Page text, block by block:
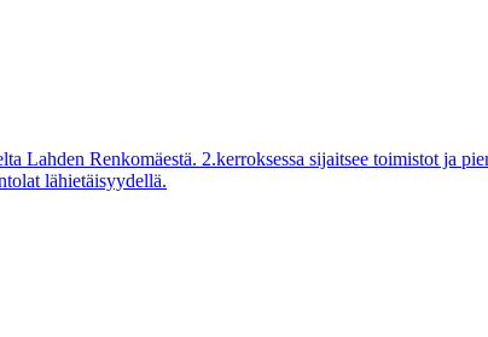
Lahden Renkomäestä. 2.kerroksessa sijaitsee toimistot ja
lähietäisyydellä.